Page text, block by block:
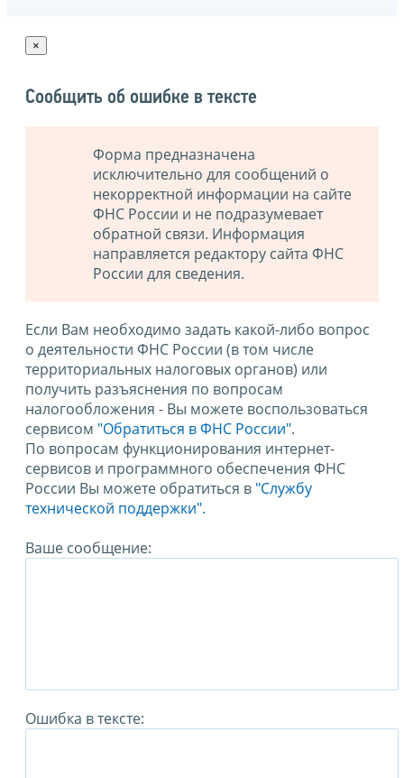
×
Сообщить об ошибке в тексте
Форма предназначена
исключительно для сообщений о
некорректной информации на сайте
ФНС России и не подразумевает
обратной связи. Информация
направляется редактору сайта ФНС
России для сведения.
Если Вам необходимо задать какой-либо вопрос
о деятельности ФНС России (в том числе
территориальных налоговых органов) или
получить разъяснения по вопросам
налогообложения - Вы можете воспользоваться
сервисом "Обратиться в ФНС России".
По вопросам функционирования интернет-
сервисов и программного обеспечения ФНС
России Вы можете обратиться в "Службу
технической поддержки".
Ваше сообщение:
Ошибка в тексте: